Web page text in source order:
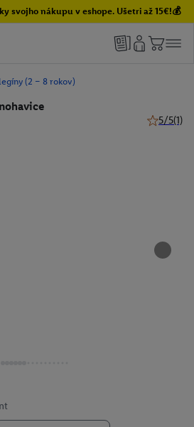
svojho nákupu v eshope. Ušetri až 15€!💰
(2 – 8 rokov)
5/5(1)